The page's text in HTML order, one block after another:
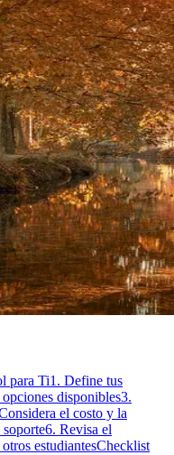
para Ti1. Define tus
disponibles3.
el costo y la
6. Revisa el
estudiantesChecklist